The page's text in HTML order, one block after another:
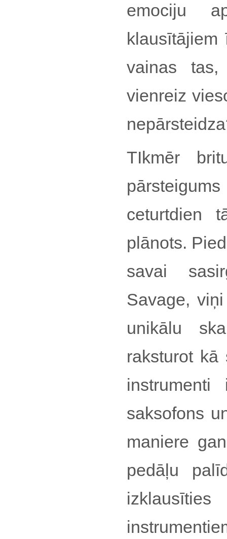
emociju
klausītājiem
vainas
vienreiz
TIkmēr
ceturtdien
plānots.
savai
Savage,
unikālu
raksturot kā
saksofons
maniere
pedāļu